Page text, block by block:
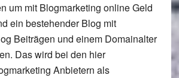
um mit Blogmarketing online Geld
ein bestehender Blog mit
Beiträgen und einem Domainalter
Das wird bei den hier
Anbietern als